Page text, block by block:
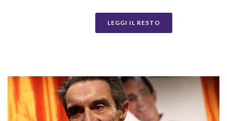
LEGGI IL RESTO